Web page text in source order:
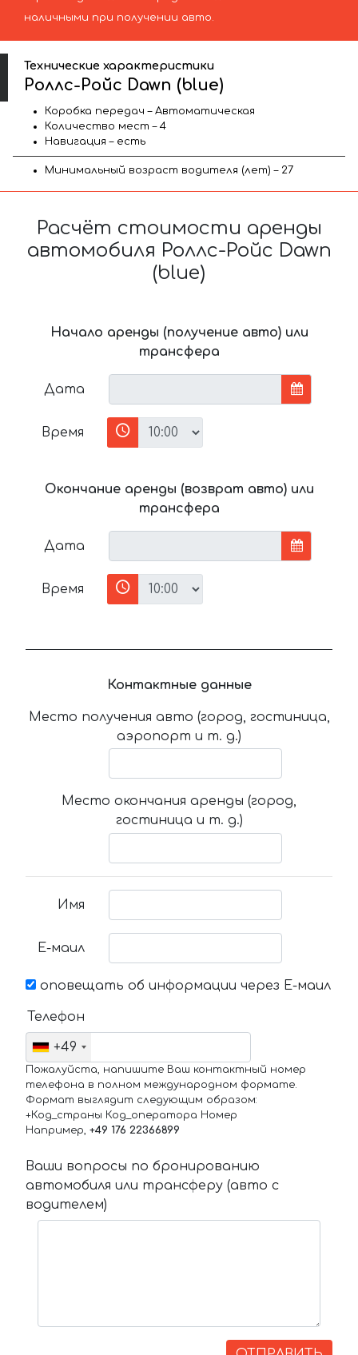
наличными при получении авто.
Технические характеристики
Роллс-Ройс Dawn (blue)
Коробка передач – Автоматическая
Количество мест – 4
Навигация – есть
Минимальный возраст водителя (лет) – 27
Расчёт стоимости аренды
автомобиля Роллс-Ройс Dawn
(blue)
Начало аренды (получение авто) или
трансфера
Дата
Время
Окончание аренды (возврат авто) или
трансфера
Дата
Время
Контактные данные
Место получения авто (город, гостиница,
аэропорт и т. д.)
Место окончания аренды (город,
гостиница и т. д.)
Имя
Е-маил
оповещать об информации через Е-маил
Телефон
+49
Пожалуйста, напишите Ваш контактный номер
телефона в полном международном формате.
Формат выглядит следующим образом:
+Код_страны Код_оператора Номер
Например, +49 176 22366899
Ваши вопросы по бронированию
автомобиля или трансферу (авто с
водителем)